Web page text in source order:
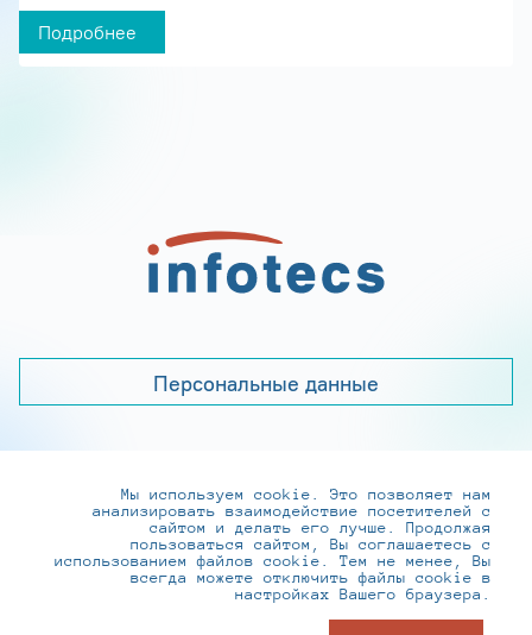
Подробнее
Персональные данные
+7 (495) 737-6192, 8-800-250-0-260
practice@infotecs.ru,hr@infotecs.ru
127273, г. Москва, Отрадная ул., 2Б строение 1
Мы используем cookie. Это позволяет нам
анализировать взаимодействие посетителей с
сайтом и делать его лучше. Продолжая
пользоваться сайтом, Вы соглашаетесь с
использованием файлов cookie. Тем не менее, Вы
всегда можете отключить файлы cookie в
настройках Вашего браузера.